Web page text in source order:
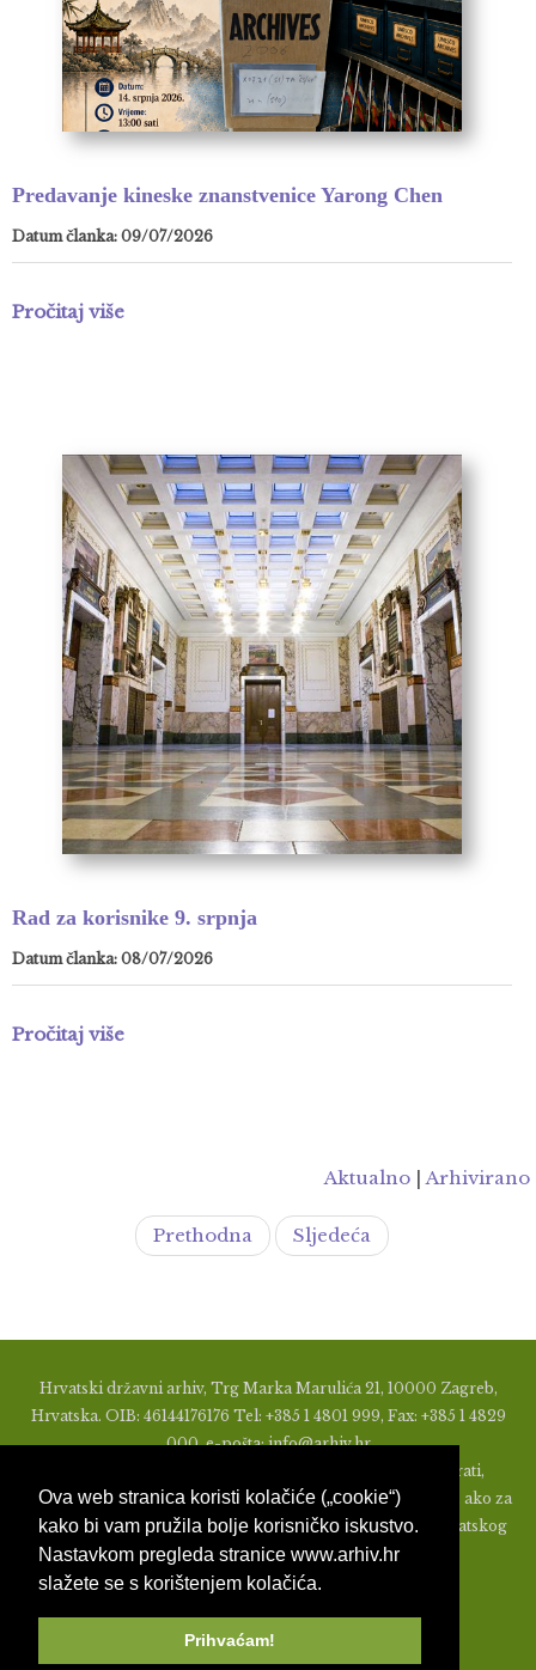
Ova web stranica koristi kolačiće („cookie“)
kako bi vam pružila bolje korisničko iskustvo.
Nastavkom pregleda stranice www.arhiv.hr
slažete se s korištenjem kolačića.
Prihvaćam!
Predavanje kineske znanstvenice Yarong Chen
Datum članka: 09/07/2026
Pročitaj više
Rad za korisnike 9. srpnja
Datum članka: 08/07/2026
Pročitaj više
Aktualno |Arhivirano
Prethodna Sljedeća
Hrvatski državni arhiv, Trg Marka Marulića 21, 10000 Zagreb,
Hrvatska. OIB: 46144176176 Tel: +385 1 4801 999, Fax: +385 1 4829
000, e-pošta: info@arhiv.hr
Zabranjeno je u bilo kojem obliku objavljivati, distribuirati,
mijenjati ili na ikoji način koristiti materijale s ovih stranica, ako za
to nije prethodno izdato pismeno odobrenje od strane Hrvatskog
državnog arhiva.